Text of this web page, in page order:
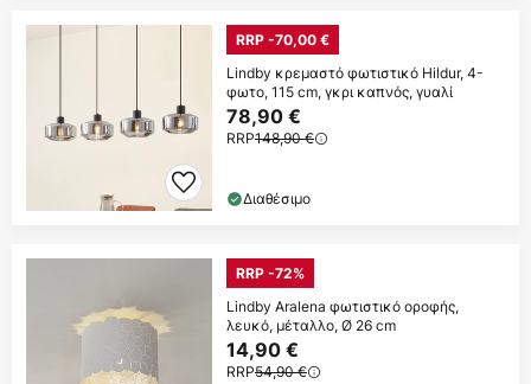
RRP -70,00 €
Lindby κρεμαστό φωτιστικό Hildur, 4-
φωτο, 115 cm, γκρι καπνός, γυαλί
78,90 €
RRP148,90 €
Διαθέσιμο
RRP -72%
Lindby Aralena φωτιστικό οροφής,
λευκό, μέταλλο, Ø 26 cm
14,90 €
RRP54,90 €